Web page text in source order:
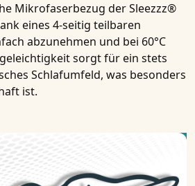
Mikrofaserbezug der Sleezzz®
eines 4-seitig teilbaren
abzunehmen und bei 60°C
sorgt für ein stets
Schlafumfeld, was besonders
ist.